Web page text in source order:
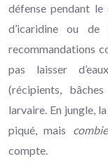
défense pendant le
d’icaridine ou
recommandations
pas laisser
(récipients,
larvaire. En jungle,
piqué, mais
compte.